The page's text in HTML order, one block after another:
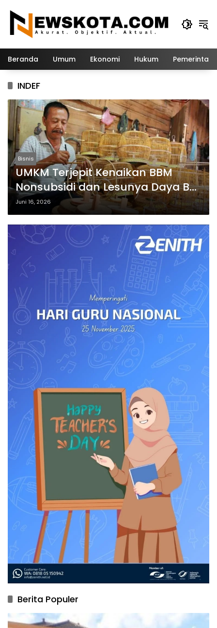
konten
Beranda Umum Ekonomi Hukum
INDEF
Bisnis
UMKM Terjepit Kenaikan BBM
Nonsubsidi dan Lesunya Daya Beli
Masyarakat.
Juni 16, 2026
Berita Populer